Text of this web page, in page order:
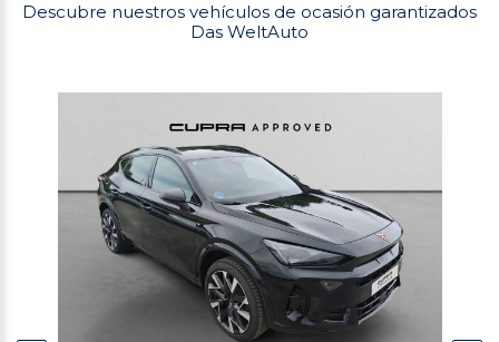
Descubre nuestros vehículos de ocasión garantizados
Das WeltAuto